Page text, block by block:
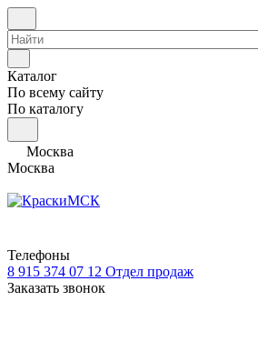
Каталог
По всему сайту
По каталогу
Москва
Москва
Телефоны
8 915 374 07 12 Отдел продаж
Заказать звонок